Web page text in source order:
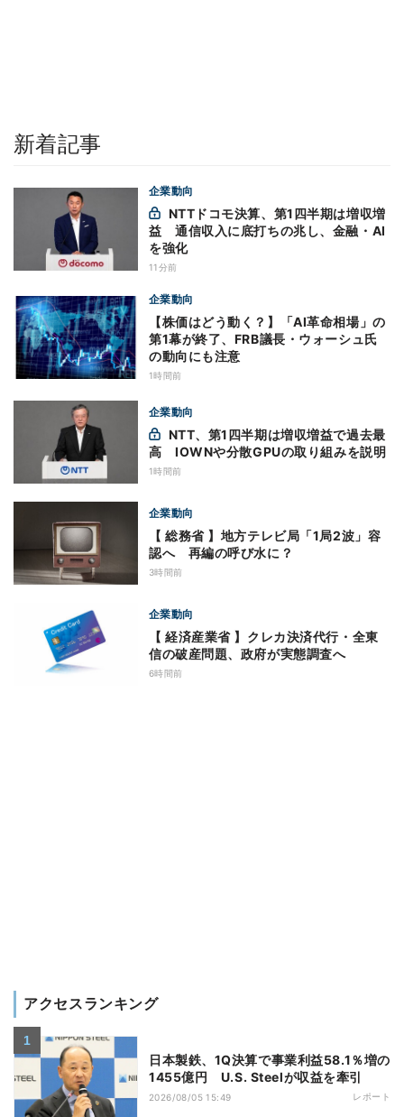
新着記事
企業動向
益 通信収入に底打ちの兆し、金融・AI
を強化
11分前
企業動向
【株価はどう動く？】「AI革命相場」の
第1幕が終了、FRB議長・ウォーシュ氏
の動向にも注意
1時間前
企業動向
高 IOWNや分散GPUの取り組みを説明
1時間前
企業動向
【 総務省 】地方テレビ局「1局2波」容
認へ 再編の呼び水に？
3時間前
企業動向
【 経済産業省 】クレカ決済代行・全東
信の破産問題、政府が実態調査へ
6時間前
アクセスランキング
日本製鉄、1Q決算で事業利益58.1％増の
1455億円 U.S. Steelが収益を牽引
2026/08/05 15:49 レポート